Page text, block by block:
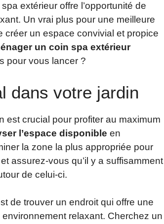
extérieur offre l’opportunité de
Un vrai plus pour une meilleure
créer un espace convivial et propice
un coin spa extérieur
pour vous lancer ?
dans votre jardin
est crucial pour profiter au maximum
l’espace disponible en
la zone la plus appropriée pour
assurez-vous qu’il y a suffisamment
de celui-ci.
de trouver un endroit qui offre une
relaxant. Cherchez un